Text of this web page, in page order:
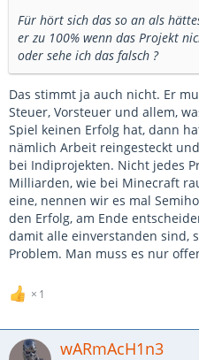
Für hört sich das so an als
er zu 100% wenn das Projekt
oder sehe ich das falsch ?
Das stimmt ja auch nicht. Er
Steuer, Vorsteuer und allem,
Spiel keinen Erfolg hat, dann
nämlich Arbeit reingesteckt
bei Indiprojekten. Nicht jedes
Milliarden, wie bei Minecraft
eine, nennen wir es mal
den Erfolg, am Ende
damit alle einverstanden sind,
Problem. Man muss es nur
1
wARmAcH1n3